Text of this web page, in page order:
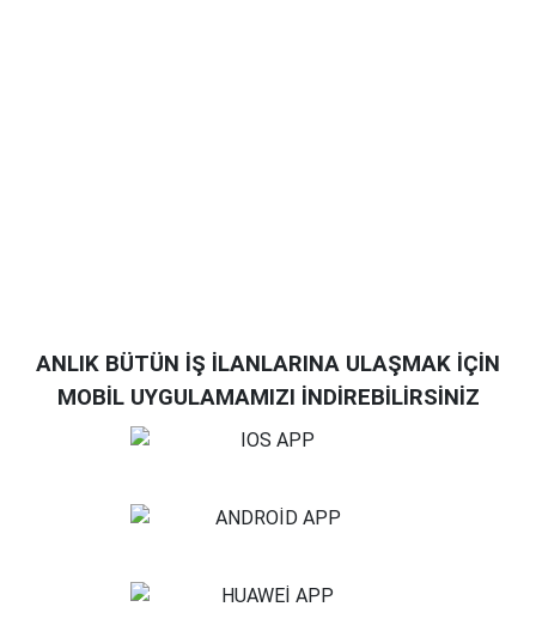
ANLIK BÜTÜN İŞ İLANLARINA ULAŞMAK İÇİN
MOBİL UYGULAMAMIZI İNDİREBİLİRSİNİZ